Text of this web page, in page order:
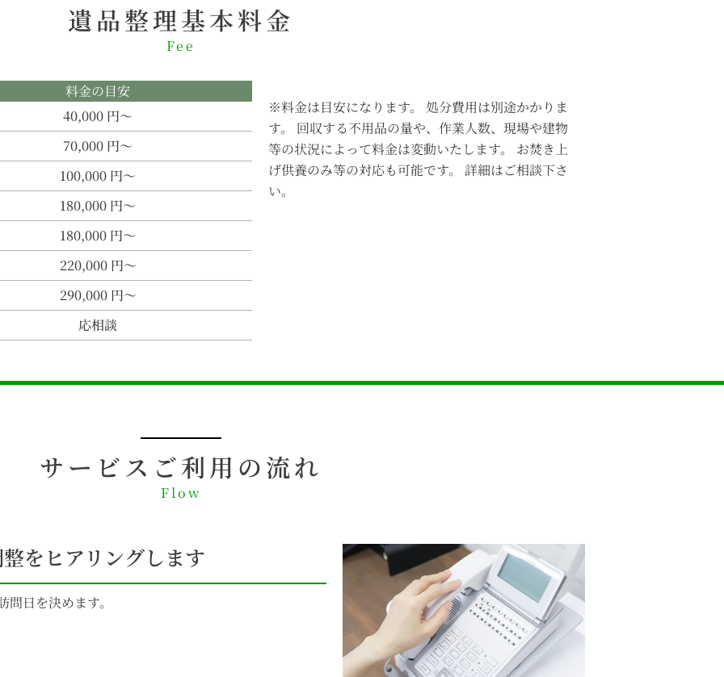
遺品整理基本料金
Fee
料金の目安
40,000 円～
70,000 円～
100,000 円～
180,000 円～
180,000 円～
220,000 円～
290,000 円～
応相談
※料金は目安になります。 処分費用は別途かかりま
す。 回収する不用品の量や、作業人数、現場や建物
等の状況によって料金は変動いたします。 お焚き上
げ供養のみ等の対応も可能です。 詳細はご相談下さ
い。
サービスご利用の流れ
Flow
をヒアリングします
日を決めます。